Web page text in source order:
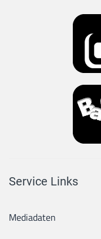
Service Links
Mediadaten